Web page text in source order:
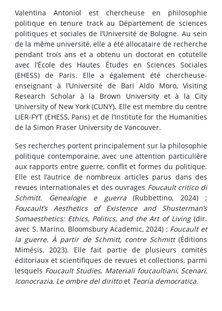
Valentina Antoniol est chercheuse en philosophie
politique en tenure track au Département de sciences
politiques et sociales de l’Université de Bologne. Au sein
de la même université, elle a été allocataire de recherche
pendant trois ans et a obtenu un doctorat en cotutelle
avec l’École des Hautes Études en Sciences Sociales
(EHESS) de Paris. Elle a également été chercheuse-
enseignant à l’Université de Bari Aldo Moro, Visiting
Research Scholar à la Brown University et à la City
University of New York (CUNY). Elle est membre du centre
LIER-FYT (EHESS, Paris) et de l’Institute for the Humanities
de la Simon Fraser University de Vancouver.
Ses recherches portent principalement sur la philosophie
politique contemporaine, avec une attention particulière
aux rapports entre guerre, conflit et formes du politique.
Elle est l’autrice de nombreux articles parus dans des
revues internationales et des ouvrages Foucault critico di
Schmitt. Genealogie e guerra(Rubbettino, 2024) ;
Foucault’s Aesthetics of Existence and Shusterman’s
Somaesthetics: Ethics, Politics, and the Art of Living(dir.
avec S. Marino, Bloomsbury Academic, 2024) ; Foucault et
la guerre. À partir de Schmitt, contre Schmitt(Éditions
Mimésis, 2023). Elle fait partie de plusieurs comités
éditoriaux et scientifiques de revues et collections, parmi
lesquels Foucault Studies, Materiali foucaultiani, Scenari,
Iconocrazia, Le ombre del dirittoet Teoria democratica.